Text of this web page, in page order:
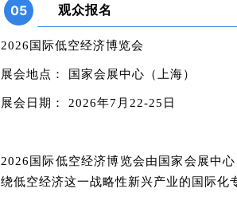
05 观众报名
2026国际低空经济博览会
展会地点： 国家会展中心（上海）
展会日期： 2026年7月22-25日
2026国际低空经济博览会由国家会展中
绕低空经济这一战略性新兴产业的国际化